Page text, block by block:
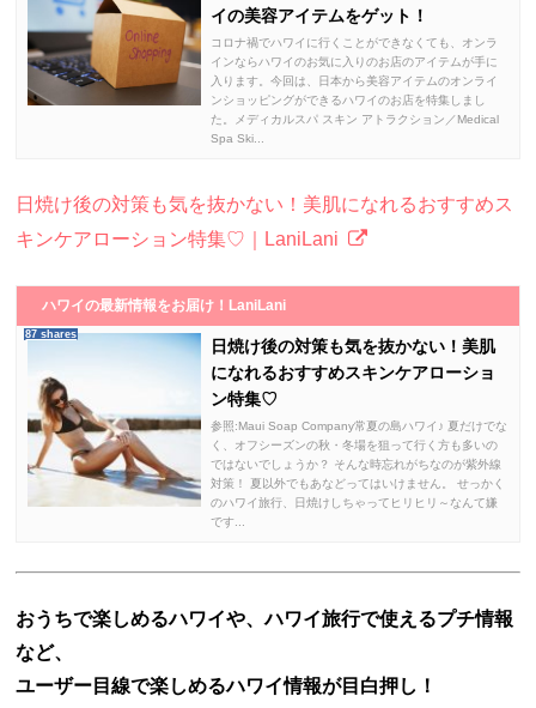
イの美容アイテムをゲット！
コロナ禍でハワイに行くことができなくても、オンラ
インならハワイのお気に入りのお店のアイテムが手に
入ります。今回は、日本から美容アイテムのオンライ
ンショッピングができるハワイのお店を特集しまし
た。メディカルスパ スキン アトラクション／Medical
Spa Ski...
日焼け後の対策も気を抜かない！美肌になれるおすすめス
キンケアローション特集♡｜LaniLani
ハワイの最新情報をお届け！LaniLani
87 shares
日焼け後の対策も気を抜かない！美肌
になれるおすすめスキンケアローショ
ン特集♡
参照:Maui Soap Company常夏の島ハワイ♪ 夏だけでな
く、オフシーズンの秋・冬場を狙って行く方も多いの
ではないでしょうか？ そんな時忘れがちなのが紫外線
対策！ 夏以外でもあなどってはいけません。 せっかく
のハワイ旅行、日焼けしちゃってヒリヒリ～なんて嫌
です...
おうちで楽しめるハワイや、ハワイ旅行で使えるプチ情報
など、
ユーザー目線で楽しめるハワイ情報が目白押し！